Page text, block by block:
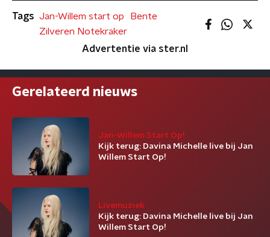
Tags Jan-Willem start op
Bente
Zilveren Notekraker
Advertentie via ster.nl
Gerelateerd nieuws
Jan-Willem Start Op!
Kijk terug: Davina Michelle live bij Jan
Willem Start Op!
Livemuziek
Kijk terug: Davina Michelle live bij Jan
Willem Start Op!